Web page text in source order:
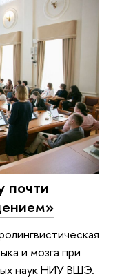
почти
и мозга при
наук НИУ ВШЭ.